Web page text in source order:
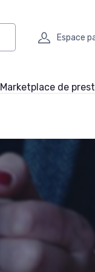
Espace
Marketplace de